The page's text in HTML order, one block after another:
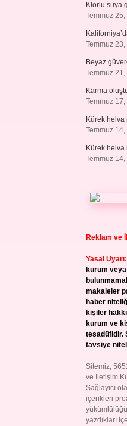
Klorlu suya
Temmuz 25,
Temmuz 23,
Beyaz
Temmuz 21,
Karma
Temmuz 17,
Kürek helva
Temmuz 14,
Kürek helva
Temmuz 14,
Reklam ve
Yasal Uyarı:
kurum
makaleler
haber
kişiler
kurum ve
tesadüfidir.
tavsiye
Sitemiz,
ve İletişim
Sağlayıcı
içerikleri
yazdıkları